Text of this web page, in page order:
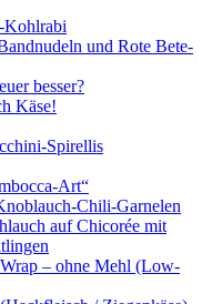
Kohlrabi
und Rote Bete-
besser?
Käse!
Spirellis
Art“
Chili-Garnelen
auf Chicorée mit
– ohne Mehl (Low-